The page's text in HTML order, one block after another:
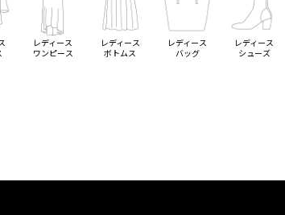
レディース
ワンピース
レディース
ボトムス
レディース
バッグ
レディース
シューズ